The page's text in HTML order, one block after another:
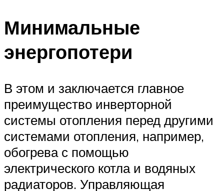
Минимальные
энергопотери
В этом и заключается главное
преимущество инверторной
системы отопления перед другими
системами отопления, например,
обогрева с помощью
электрического котла и водяных
радиаторов. Управляющая